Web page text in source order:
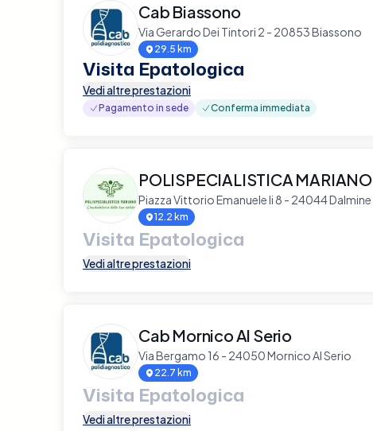
Cab Biassono
Via Gerardo Dei Tintori 2 - 20853 Biassono
29.5 km
Visita Epatologica
Vedi altre prestazioni
Pagamento in sede Conferma immediata
POLISPECIALISTICA MARIANO
Piazza Vittorio Emanuele Ii 8 - 24044 Dalmine
12.2 km
Visita Epatologica
Vedi altre prestazioni
Cab Mornico Al Serio
Via Bergamo 16 - 24050 Mornico Al Serio
22.7 km
Visita Epatologica
Vedi altre prestazioni